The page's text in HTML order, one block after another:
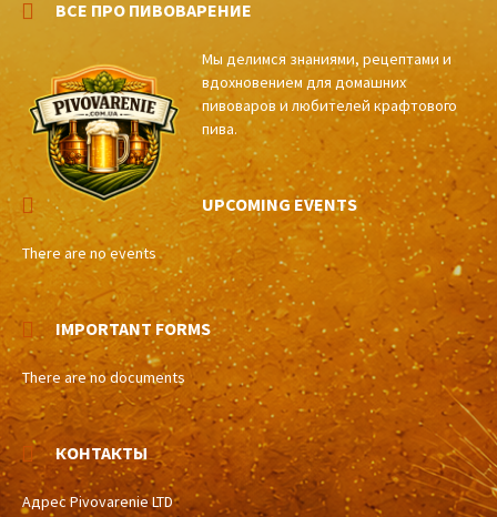
ВСЕ ПРО ПИВОВАРЕНИЕ
Мы делимся знаниями, рецептами и
вдохновением для домашних
пивоваров и любителей крафтового
пива.
UPCOMING EVENTS
There are no events
IMPORTANT FORMS
There are no documents
КОНТАКТЫ
Адрес Pivovarenie LTD